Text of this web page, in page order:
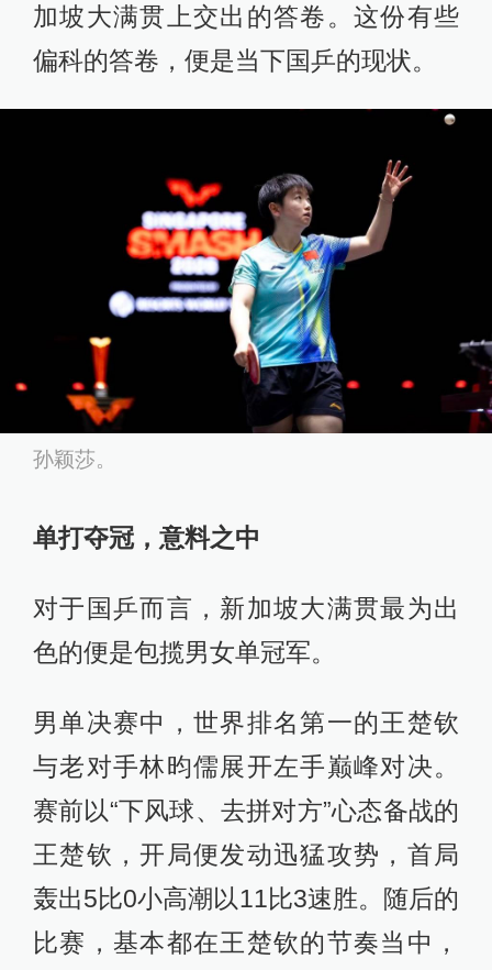
加坡大满贯上交出的答卷。这份有些
偏科的答卷，便是当下国乒的现状。
孙颖莎。
单打夺冠，意料之中
对于国乒而言，新加坡大满贯最为出
色的便是包揽男女单冠军。
男单决赛中，世界排名第一的王楚钦
与老对手林昀儒展开左手巅峰对决。
赛前以“下风球、去拼对方”心态备战的
王楚钦，开局便发动迅猛攻势，首局
轰出5比0小高潮以11比3速胜。随后的
比赛，基本都在王楚钦的节奏当中，